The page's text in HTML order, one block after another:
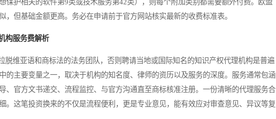
保护相关的软件第9类或技术服务第42类），则每个附加类别都需要额外付费。欧盟
，但基础金额更高。务必在申请前于官方网站核实最新的收费标准表。
构服务费解析
维亚语和商标法的法务团队，否则聘请当地或国际知名的知识产权代理机构是普遍
的主要变量之一，取决于机构的知名度、律师的资历以及服务的深度。服务通常包涵
、官方文书递交、流程监控、与官方沟通直至商标核准注册。一份清晰的代理服务合
。这笔投资换来的不仅是流程便利，更是专业意见，能有效应对审查意见、异议等复